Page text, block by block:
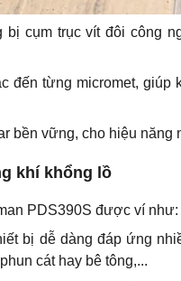
bị cụm trục vít đôi công
đến từng micromet,
bền vững, cho hiệu
khí khổng lồ
PDS390S được ví
bị dễ dàng đáp ứng
cát hay bê tông,...